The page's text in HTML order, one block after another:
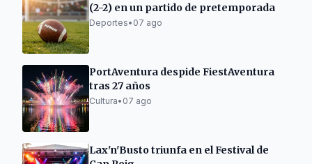
(2-2) en un partido de pretemporada
Deportes• 07 ago
PortAventura despide FiestAventura
tras 27 años
Cultura• 07 ago
Lax'n'Busto triunfa en el Festival de